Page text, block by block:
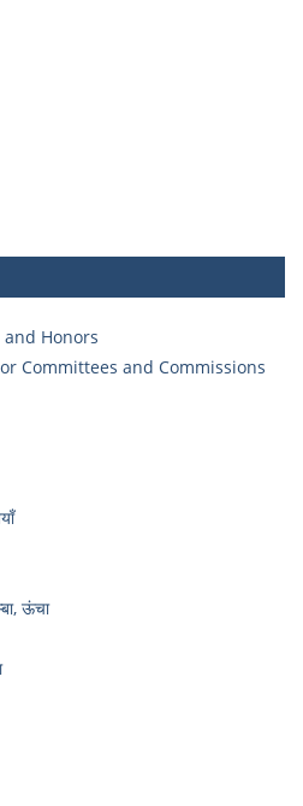
and Honors
Committees and Commissions
ऊंचा